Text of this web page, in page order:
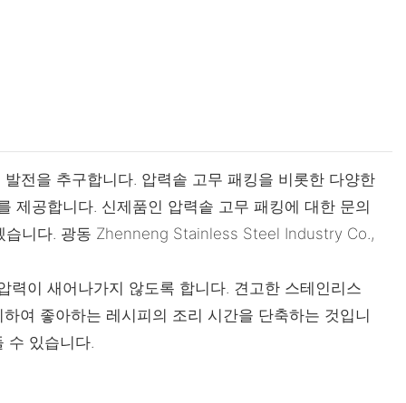
전을 추구합니다. 압력솥 고무 패킹을 비롯한 다양한
제공합니다. 신제품인 압력솥 고무 패킹에 대한 문의
습니다. 광동 Zhenneng Stainless Steel Industry Co.,
이 새어나가지 않도록 합니다. 견고한 스테인리스
여 좋아하는 레시피의 조리 시간을 단축하는 것입니
수 있습니다.